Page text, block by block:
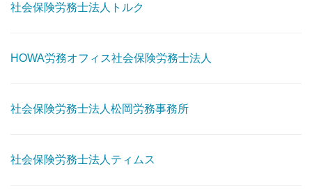
社会保険労務士法人トルク
HOWA労務オフィス社会保険労務士法人
社会保険労務士法人松岡労務事務所
社会保険労務士法人ティムス